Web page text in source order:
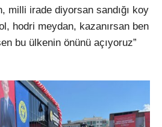
milli irade diyorsan sandığı koy
hodri meydan, kazanırsan ben
bu ülkenin önünü açıyoruz”